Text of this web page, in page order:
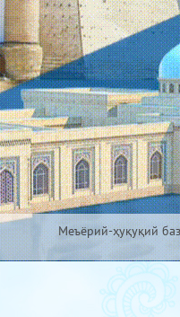
Меъёрий-ҳуқуқий